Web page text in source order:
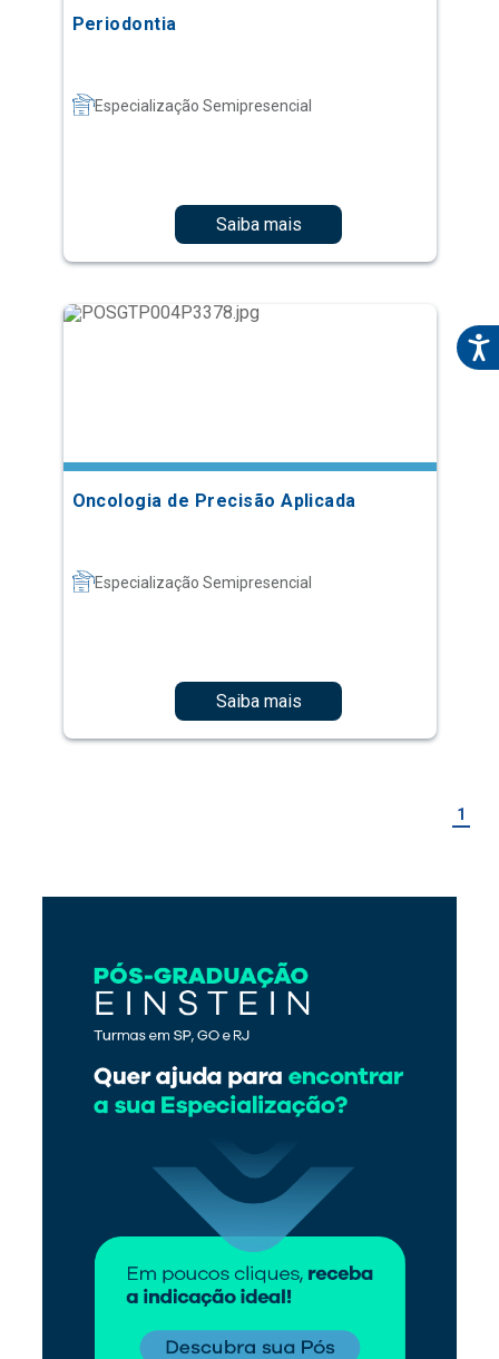
Periodontia
Especialização Semipresencial
Saiba mais
Oncologia de Precisão Aplicada
Especialização Semipresencial
Saiba mais
1